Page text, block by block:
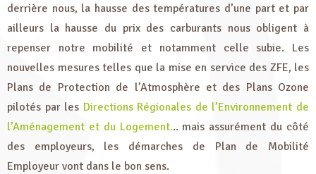
derrière nous, la hausse des températures d’une part et par
ailleurs la hausse du prix des carburants nous obligent à
repenser notre mobilité et notamment celle subie. Les
nouvelles mesures telles que la mise en service des ZFE, les
Plans de Protection de l’Atmosphère et des Plans Ozone
pilotés par les Directions Régionales de l’Environnement de
l’Aménagement et du Logement... mais assurément du côté
des employeurs, les démarches de Plan de Mobilité
Employeur vont dans le bon sens.